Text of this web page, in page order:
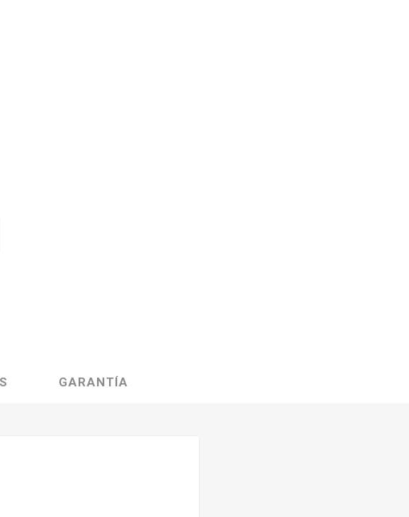
GARANTÍA